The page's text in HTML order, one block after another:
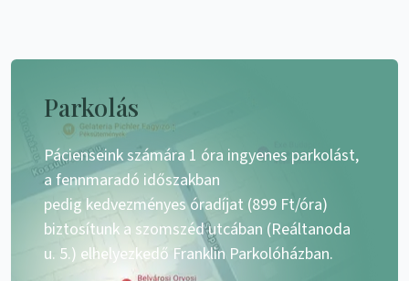
Parkolás
Pácienseink számára 1 óra ingyenes parkolást,
a fennmaradó időszakban
pedig kedvezményes óradíjat (899 Ft/óra)
biztosítunk a szomszéd utcában (Reáltanoda
u. 5.) elhelyezkedő Franklin Parkolóházban.